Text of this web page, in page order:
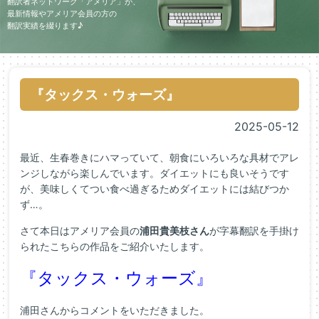
最新情報やアメリア会員の方の
翻訳実績を綴ります♪
『タックス・ウォーズ』
2025-05-12
最近、生春巻きにハマっていて、朝食にいろいろな具材でアレ
ンジしながら楽しんでいます。ダイエットにも良いそうです
が、美味しくてつい食べ過ぎるためダイエットには結びつか
ず…。
さて本日はアメリア会員の浦田貴美枝さんが字幕翻訳を手掛け
られたこちらの作品をご紹介いたします。
『タックス・ウォーズ』
浦田さんからコメントをいただきました。